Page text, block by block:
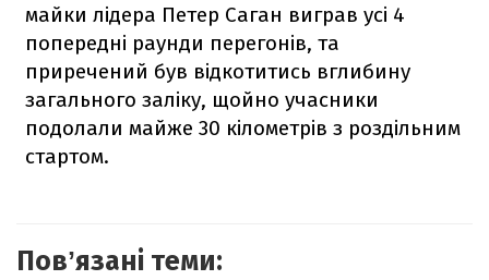
майки лідера Петер Саган виграв усі 4
попередні раунди перегонів, та
приречений був відкотитись вглибину
загального заліку, щойно учасники
подолали майже 30 кілометрів з роздільним
стартом.
Повʼязані теми: